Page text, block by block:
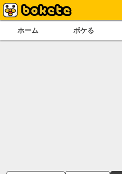
ホーム ボケる